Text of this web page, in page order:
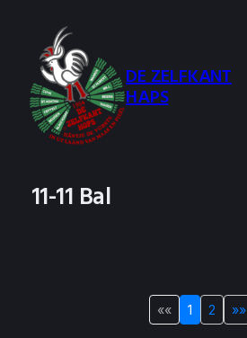
inhoud
DE ZELFKANT
HAPS
11-11 Bal
«« 1 2 »»